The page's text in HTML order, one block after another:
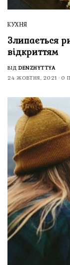
КУХНЯ
Злипається
відкриттям
ВІД DENZHYTTYA
24 ЖОВТНЯ, 2021
0